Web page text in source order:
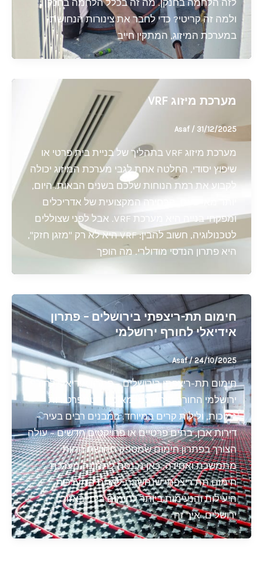
לזה הלחמה בחנקן. מה זה בכלל הלחמה בחנקן
ולמה זה קריטי? כדי לחבר את צינורות הנחושת
במערכת המיזוג, המתקין חייב
מערכת מיזוג VRF
Asaf / 31/12/2025
מערכת מיזוג VRF בתהליך של בניית בית פרטי או
שיפוץ יסודי, החלטה אחת לגבי מערכת המיזוג יכולה
לקבוע את רמת הנוחות שלכם בשנים הבאות. היום,
יותר מאי פעם, הבחירה המקצועית של אדריכלים
ומפקחי בנייה היא מערכת VRF. אבל לפני שצוללים
לטכנולוגיה, חשוב להבין: VRF היא לא רק "מזגן חזק",
היא פתרון הנדסי מודולרי. מה הופך
חימום תת-ריצפתי בירושלים – פתרון
אידיאלי לחורף ירושלמי
Asaf/24/10/2025
חימום תת-ריצפתי בירושלים – פתרון אידיאלי לחורף
ירושלמי החורף הירושלמי מאופיין בטמפרטורות
נמוכות, ולילות קרים במיוחד. במבנים רבים בעיר –
דירות אבן, בתים פרטיים או פרויקטים חדשים – עולה
הצורך בפתרון חימום שמספק תחושת נוחות
מתמשכת ואחידה. כאן נכנסת לתמונה מערכת
חימום תת ריצפתי שנחשבת לאחת המערכות
היעילות והנעימות ביותר לחימום ביתי באזור
ירושלים. איך זה